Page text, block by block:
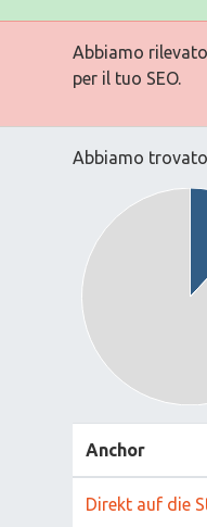
Abbiamo
per il tuo SEO.
Abbiamo
Anchor
Direkt auf die